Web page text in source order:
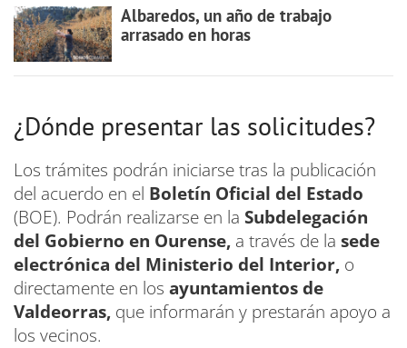
Albaredos, un año de trabajo
arrasado en horas
¿Dónde presentar las solicitudes?
Los trámites podrán iniciarse tras la publicación
del acuerdo en el Boletín Oficial del Estado
(BOE). Podrán realizarse en la Subdelegación
del Gobierno en Ourense, a través de la sede
electrónica del Ministerio del Interior, o
directamente en los ayuntamientos de
Valdeorras, que informarán y prestarán apoyo a
los vecinos.